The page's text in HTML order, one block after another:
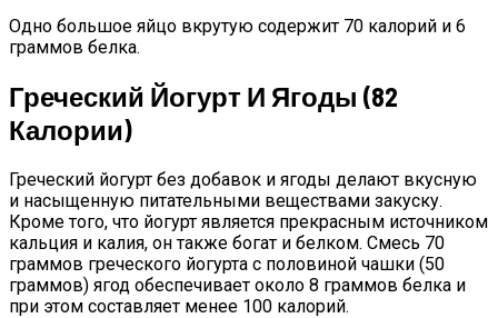
Одно большое яйцо вкрутую содержит 70 калорий и 6
граммов белка.
Греческий Йогурт И Ягоды (82
Калории)
Греческий йогурт без добавок и ягоды делают вкусную
и насыщенную питательными веществами закуску.
Кроме того, что йогурт является прекрасным источником
кальция и калия, он также богат и белком. Смесь 70
граммов греческого йогурта с половиной чашки (50
граммов) ягод обеспечивает около 8 граммов белка и
при этом составляет менее 100 калорий.